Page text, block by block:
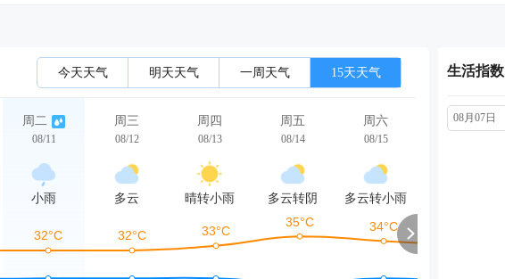
今天天气 明天天气 一周天气 15天天气
周二
08/11
小雨
周三
08/12
多云
周四
08/13
晴转小雨
周五
08/14
多云转阴
周六
08/15
多云转小雨
周日
生活指数
08月07日